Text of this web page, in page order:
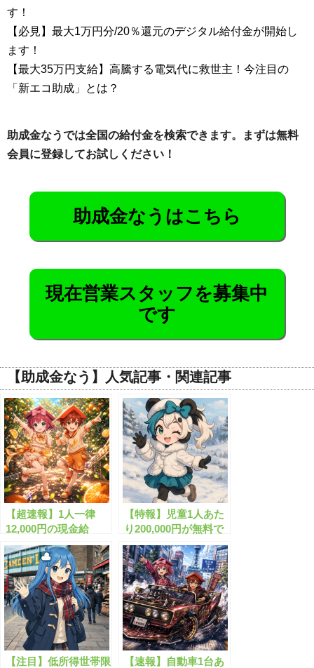
す！
【必見】最大1万円分/20％還元のデジタル給付金が開始し
ます！
【最大35万円支給】高騰する電気代に救世主！今注目の
「新エコ助成」とは？
助成金なうでは全国の給付金を検索できます。まずは無料
会員に登録してお試しください！
助成金なうはこちら
現在営業スタッフを募集中
です
【助成金なう】人気記事・関連記事
【超速報】1人一律
12,000円の現金給
付！”くらし応援給付
金”がついにスタート
【特報】児童1人あた
り200,000円が無料で
もらえます！
【注目】低所得世帯限
【速報】自動車1台あ